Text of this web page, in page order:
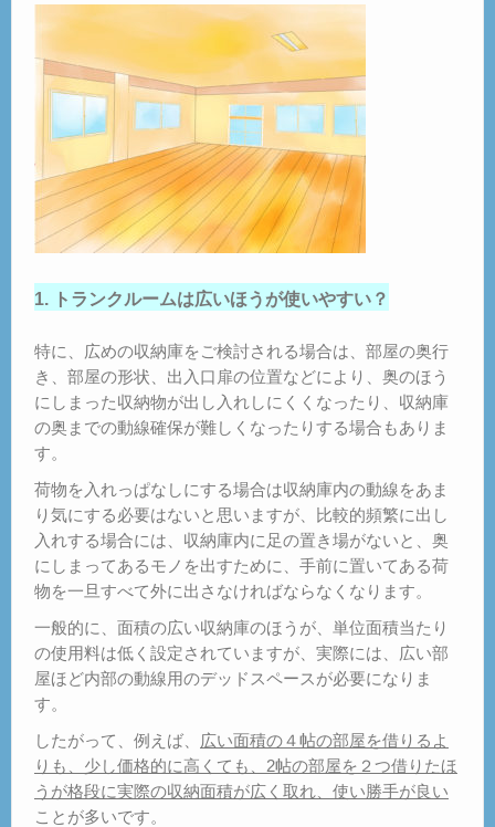
1. トランクルームは広いほうが使いやすい？
特に、広めの収納庫をご検討される場合は、部屋の奥行
き、部屋の形状、出入口扉の位置などにより、奥のほう
にしまった収納物が出し入れしにくくなったり、収納庫
の奥までの動線確保が難しくなったりする場合もありま
す。
荷物を入れっぱなしにする場合は収納庫内の動線をあま
り気にする必要はないと思いますが、比較的頻繁に出し
入れする場合には、収納庫内に足の置き場がないと、奥
にしまってあるモノを出すために、手前に置いてある荷
物を一旦すべて外に出さなければならなくなります。
一般的に、面積の広い収納庫のほうが、単位面積当たり
の使用料は低く設定されていますが、実際には、広い部
屋ほど内部の動線用のデッドスペースが必要になりま
す。
したがって、例えば、
広い面積の４帖の部屋を借りるよ
りも、少し価格的に高くても、2帖の部屋を２つ借りたほ
うが格段に実際の収納面積が広く取れ、使い勝手が良い
ことが多いです。